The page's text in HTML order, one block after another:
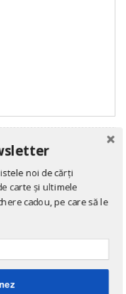
noi de cărți
carte și ultimele
cadou, pe care să le